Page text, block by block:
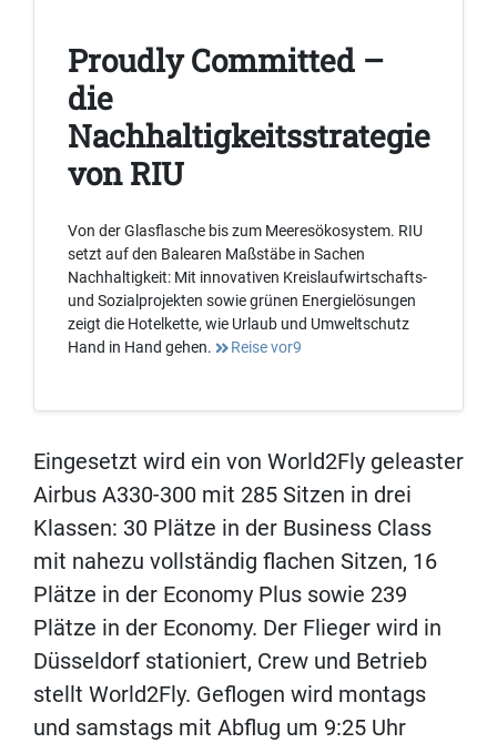
Proudly Committed –
die
Nachhaltigkeitsstrategie
von RIU
Von der Glasflasche bis zum Meeresökosystem. RIU
setzt auf den Balearen Maßstäbe in Sachen
Nachhaltigkeit: Mit innovativen Kreislaufwirtschafts-
und Sozialprojekten sowie grünen Energielösungen
zeigt die Hotelkette, wie Urlaub und Umweltschutz
Hand in Hand gehen.
Reise vor9
Eingesetzt wird ein von World2Fly geleaster
Airbus A330-300 mit 285 Sitzen in drei
Klassen: 30 Plätze in der Business Class
mit nahezu vollständig flachen Sitzen, 16
Plätze in der Economy Plus sowie 239
Plätze in der Economy. Der Flieger wird in
Düsseldorf stationiert, Crew und Betrieb
stellt World2Fly. Geflogen wird montags
und samstags mit Abflug um 9:25 Uhr